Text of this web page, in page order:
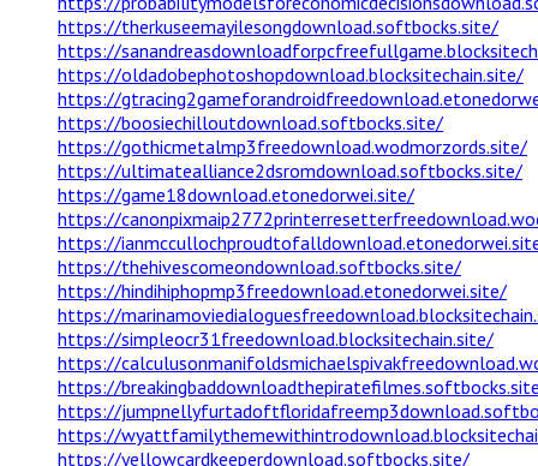
https://therkuseemayilesongdownload.softbocks.site/
https://
https://oldadobephotoshopdownload.blocksitechain.site/
https://
https://boosiechilloutdownload.softbocks.site/
https://gothicmetalmp3freedownload.wodmorzords.site/
https://ultimatealliance2dsromdownload.softbocks.site/
https://game18download.etonedorwei.site/
https://
https://
https://thehivescomeondownload.softbocks.site/
https://hindihiphopmp3freedownload.etonedorwei.site/
https://
https://simpleocr31freedownload.blocksitechain.site/
https://
https://
https://
https://
https://yellowcardkeeperdownload.softbocks.site/